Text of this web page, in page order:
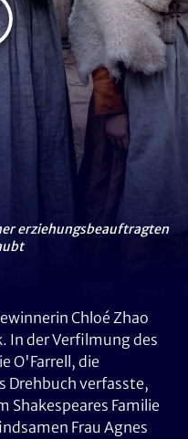
erziehungsbeauftragten
Chloé Zhao
In der Verfilmung des
O'Farrell, die
Drehbuch verfasste,
Shakespeares Familie
Frau Agnes